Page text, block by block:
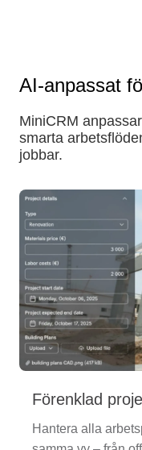
AI-anpassat
MiniCRM
smarta
jobbar.
Förenklad
Hantera alla